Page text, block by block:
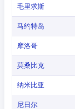
毛里求斯
马约特岛
摩洛哥
莫桑比克
纳米比亚
尼日尔